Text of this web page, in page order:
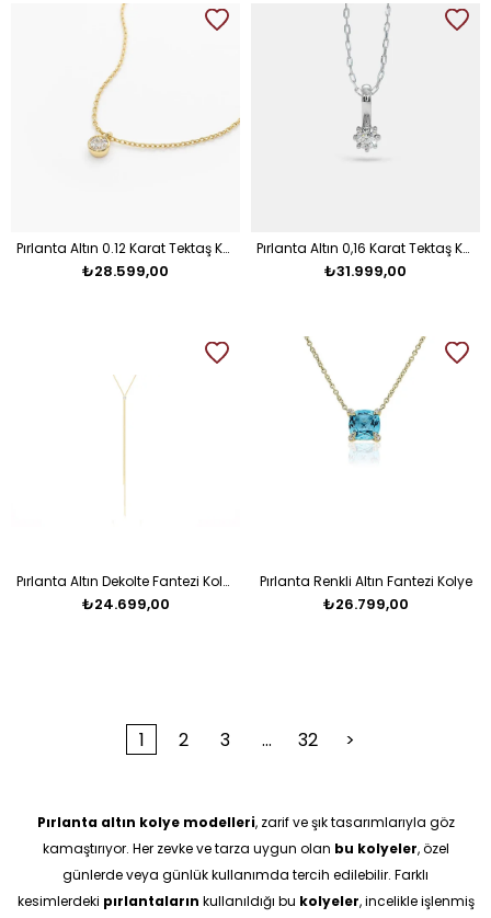
Pırlanta Altın 0.12 Karat Tektaş Kolye
₺28.599,00
Pırlanta Altın 0,16 Karat Tektaş Kolye
₺31.999,00
Pırlanta Altın Dekolte Fantezi Kolye
₺24.699,00
Pırlanta Renkli Altın Fantezi Kolye
₺26.799,00
1 2 3 ... 32 >
Pırlanta altın kolye modelleri, zarif ve şık tasarımlarıyla göz
kamaştırıyor. Her zevke ve tarza uygun olan bu kolyeler, özel
günlerde veya günlük kullanımda tercih edilebilir. Farklı
kesimlerdeki pırlantaların kullanıldığı bu kolyeler, incelikle işlenmiş